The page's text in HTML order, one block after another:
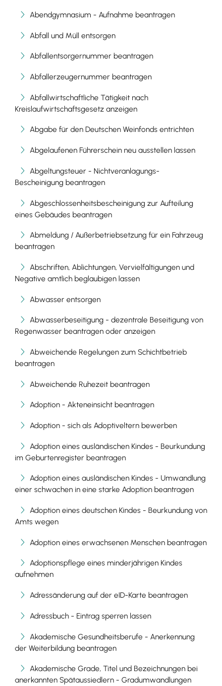
Abendgymnasium - Aufnahme beantragen
Abfall und Müll entsorgen
Abfallentsorgernummer beantragen
Abfallerzeugernummer beantragen
Abfallwirtschaftliche Tätigkeit nach
Kreislaufwirtschaftsgesetz anzeigen
Abgabe für den Deutschen Weinfonds entrichten
Abgelaufenen Führerschein neu ausstellen lassen
Abgeltungsteuer - Nichtveranlagungs-
Bescheinigung beantragen
Abgeschlossenheitsbescheinigung zur Aufteilung
eines Gebäudes beantragen
Abmeldung / Außerbetriebsetzung für ein Fahrzeug
beantragen
Abschriften, Ablichtungen, Vervielfältigungen und
Negative amtlich beglaubigen lassen
Abwasser entsorgen
Abwasserbeseitigung - dezentrale Beseitigung von
Regenwasser beantragen oder anzeigen
Abweichende Regelungen zum Schichtbetrieb
beantragen
Abweichende Ruhezeit beantragen
Adoption - Akteneinsicht beantragen
Adoption - sich als Adoptiveltern bewerben
Adoption eines ausländischen Kindes - Beurkundung
im Geburtenregister beantragen
Adoption eines ausländischen Kindes - Umwandlung
einer schwachen in eine starke Adoption beantragen
Adoption eines deutschen Kindes - Beurkundung von
Amts wegen
Adoption eines erwachsenen Menschen beantragen
Adoptionspflege eines minderjährigen Kindes
aufnehmen
Adressänderung auf der eID-Karte beantragen
Adressbuch - Eintrag sperren lassen
Akademische Gesundheitsberufe - Anerkennung
der Weiterbildung beantragen
Akademische Grade, Titel und Bezeichnungen bei
anerkannten Spätaussiedlern - Gradumwandlungen